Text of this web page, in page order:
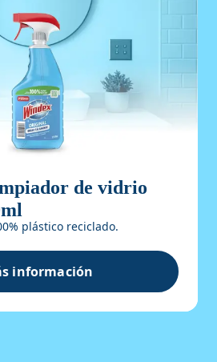
de vidrio
plástico reciclado.
excepcional sin marcas!
la mejor solución para iluminar
Windex® Limpiador de vidrio
información